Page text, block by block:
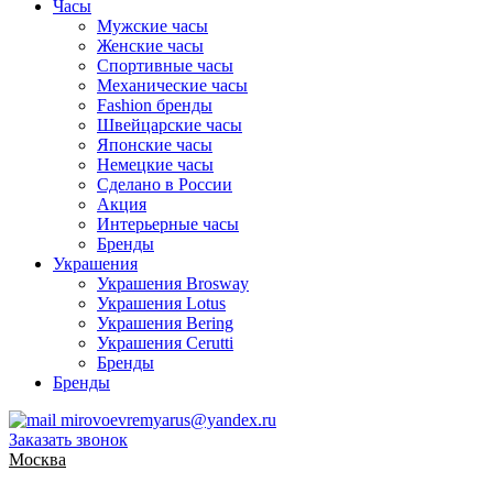
Часы
Мужские часы
Женские часы
Спортивные часы
Механические часы
Fashion бренды
Швейцарские часы
Японские часы
Немецкие часы
Сделано в России
Акция
Интерьерные часы
Бренды
Украшения
Украшения Brosway
Украшения Lotus
Украшения Bering
Украшения Cerutti
Бренды
Бренды
mirovoevremyarus@yandex.ru
Заказать звонок
Москва